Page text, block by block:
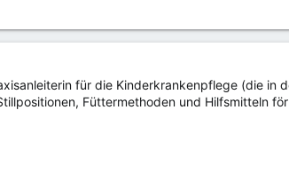
für die Kinderkrankenpflege (die
Füttermethoden und Hilfsmitteln